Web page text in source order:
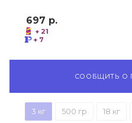
697 р.
+ 21
+ 7
СООБЩИТЬ О
3 кг 500 гр 18 кг